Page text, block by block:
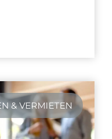
& VERMIETEN